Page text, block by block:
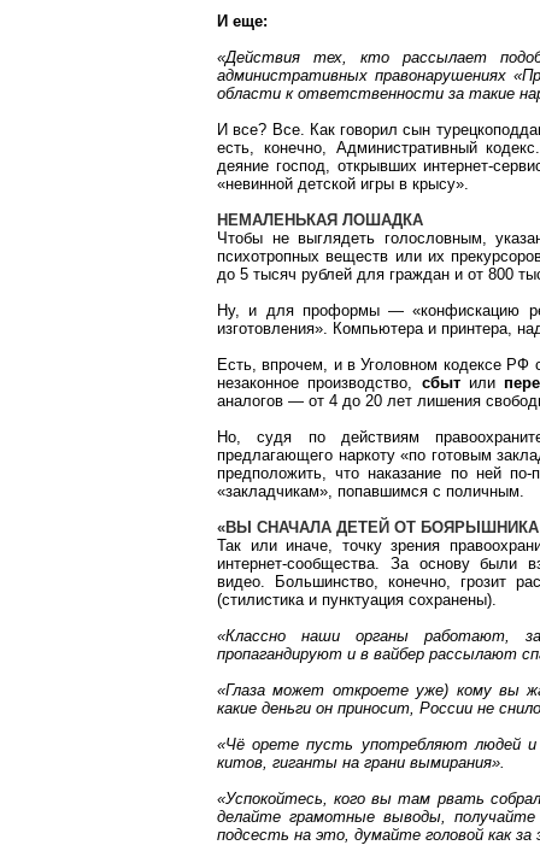
И еще:
«Действия тех, кто рассылает
административных правонарушениях
области к ответственности за такие
И все? Все. Как говорил сын
есть, конечно, Административный
деяние господ, открывших интернет-
«невинной детской игры в крысу».
НЕМАЛЕНЬКАЯ ЛОШАДКА
Чтобы не выглядеть голословным,
психотропных веществ или их
до 5 тысяч рублей для граждан и от 800
Ну, и для проформы — «конфискацию
изготовления». Компьютера и принтера,
Есть, впрочем, и в Уголовном кодексе РФ
незаконное производство, сбыт или
аналогов — от 4 до 20 лет лишения
Но, судя по действиям
предлагающего наркоту «по готовым
предположить, что наказание по ней
«закладчикам», попавшимся с поличным.
«ВЫ СНАЧАЛА ДЕТЕЙ ОТ
Так или иначе, точку зрения
интернет-сообщества. За основу были
видео. Большинство, конечно, грозит
(стилистика и пунктуация сохранены).
«Классно наши органы работают,
пропагандируют и в вайбер рассылают
«Глазаможет откроете уже) кому вы
какие деньги он приносит, России не
«Чё орете пусть употребляют людей
китов, гиганты на грани вымирания».
«Успокойтесь, кого вы там рвать
делайте грамотные выводы,
подсесть на это, думайте головой как